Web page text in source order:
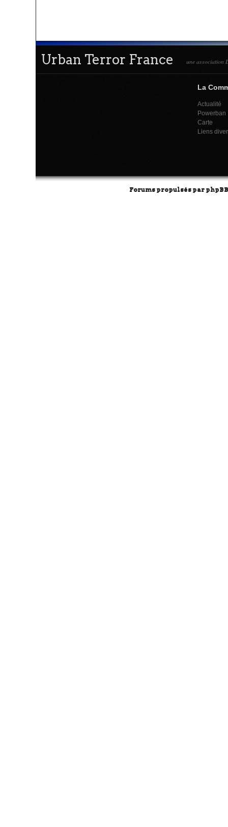
Urban Terror France une association
La
Actualité
Powerban
Carte
Liens
Forums propulsés par phpBB